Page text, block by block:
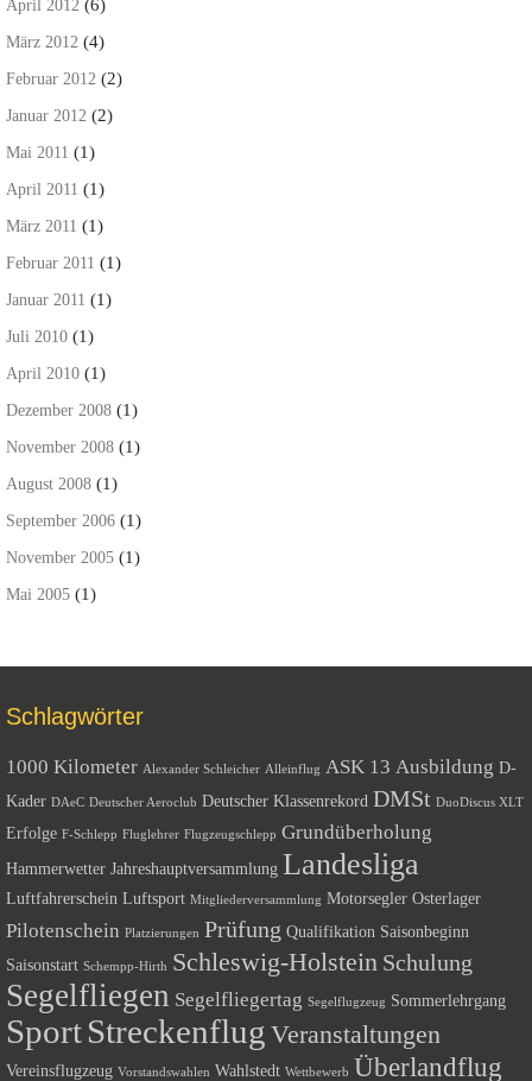
April 2012 (6)
März 2012 (4)
Februar 2012 (2)
Januar 2012 (2)
Mai 2011 (1)
April 2011 (1)
März 2011 (1)
Februar 2011 (1)
Januar 2011 (1)
Juli 2010 (1)
April 2010 (1)
Dezember 2008 (1)
November 2008 (1)
August 2008 (1)
September 2006 (1)
November 2005 (1)
Mai 2005 (1)
Schlagwörter
1000 Kilometer Alexander Schleicher Alleinflug ASK 13 Ausbildung D-
Kader DAeC Deutscher Aeroclub Deutscher Klassenrekord DMSt DuoDiscus XLT
Erfolge F-Schlepp Fluglehrer Flugzeugschlepp Grundüberholung
Hammerwetter Jahreshauptversammlung Landesliga
Luftfahrerschein Luftsport Mitgliederversammlung Motorsegler Osterlager
Pilotenschein Platzierungen Prüfung Qualifikation Saisonbeginn
Saisonstart Schempp-Hirth Schleswig-Holstein Schulung
Segelfliegen Segelfliegertag Segelflugzeug Sommerlehrgang
SportStreckenflug Veranstaltungen
Vereinsflugzeug Vorstandswahlen Wahlstedt Wettbewerb Überlandflug